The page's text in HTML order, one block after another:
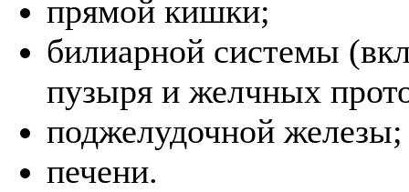
прямой кишки;
билиарной системы
пузыря и желчных
поджелудочной железы;
печени.